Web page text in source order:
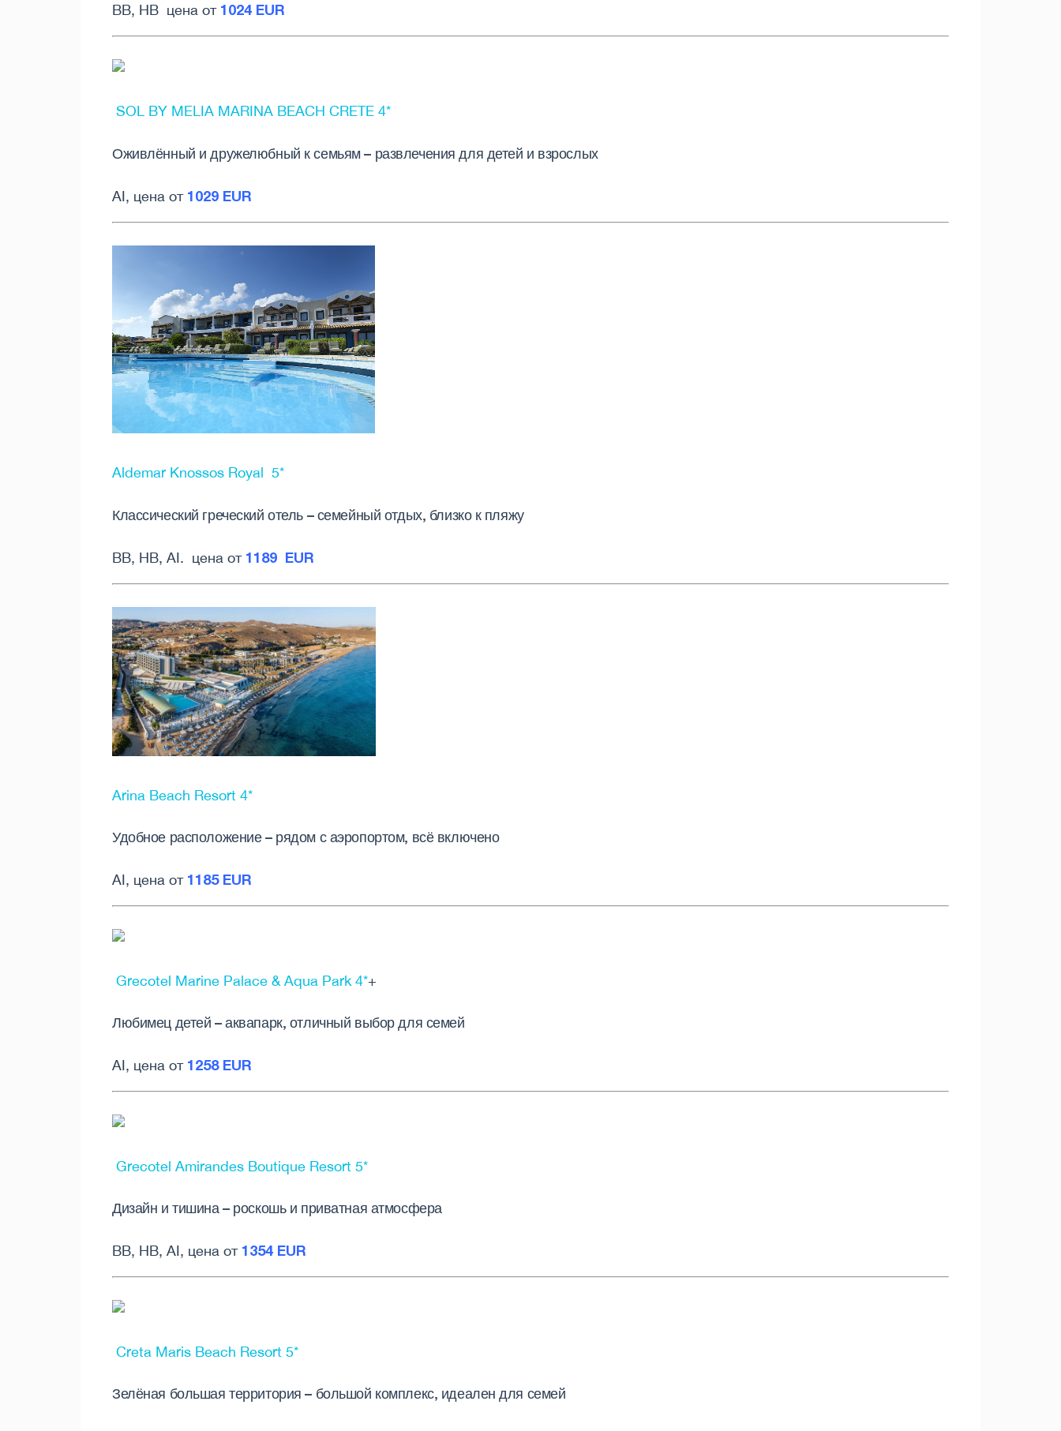
BB, HB цена от 1024 EUR
SOL BY MELIA MARINA BEACH CRETE 4*
Оживлённый и дружелюбный к семьям – развлечения для детей и взрослых
AI, цена от 1029 EUR
Aldemar Knossos Royal 5*
Классический греческий отель – семейный отдых, близко к пляжу
BB, HB, AI. цена от 1189 EUR
Arina Beach Resort 4*
Удобное расположение – рядом с аэропортом, всё включено
AI, цена от 1185 EUR
Grecotel Marine Palace & Aqua Park 4*+
Любимец детей – аквапарк, отличный выбор для семей
AI, цена от 1258 EUR
Grecotel Amirandes Boutique Resort 5*
Дизайн и тишина – роскошь и приватная атмосфера
BB, HB, AI, цена от 1354 EUR
Creta Maris Beach Resort 5*
Зелёная большая территория – большой комплекс, идеален для семей